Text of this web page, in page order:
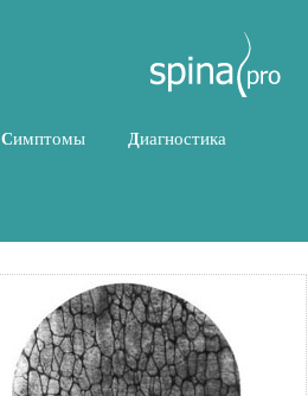
Симптомы Диагностика